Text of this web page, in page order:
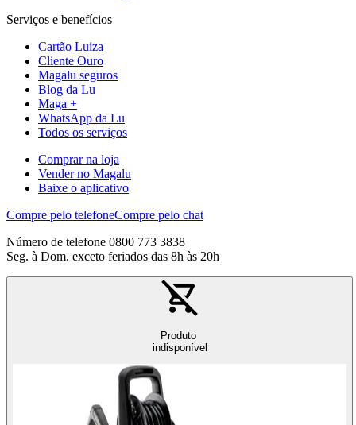
Serviços e benefícios
Cartão Luiza
Cliente Ouro
Magalu seguros
Blog da Lu
Maga +
WhatsApp da Lu
Todos os serviços
Comprar na loja
Vender no Magalu
Baixe o aplicativo
Compre pelo telefoneCompre pelo chat
Número de telefone 0800 773 3838
Seg. à Dom. exceto feriados das 8h às 20h
Produto
indisponível